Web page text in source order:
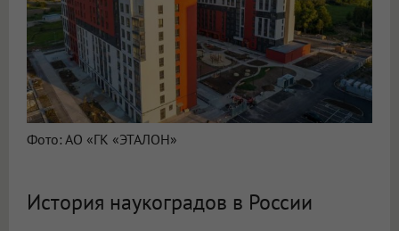
Фото: АО «ГК «ЭТАЛОН»
История наукоградов в России